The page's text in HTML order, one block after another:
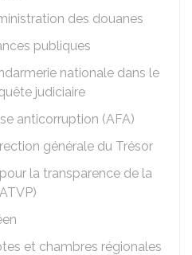
des douanes
publiques
nationale dans le
judiciaire
anticorruption (AFA)
générale du Trésor
la transparence de la
et chambres régionales